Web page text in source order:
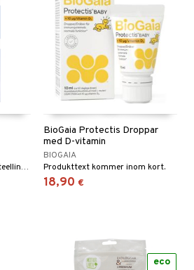
Kaksivaikutteinen lääketieteellinen laite, jota käytetään turvotukseen ja ilmavaivoihin ja jolla on kouristuksia ja kipua lievittävä vaikutus.
BioGaia Protectis Droppar
med D-vitamin
BIOGAIA
Produkttext kommer inom kort.
18,90 €
eco